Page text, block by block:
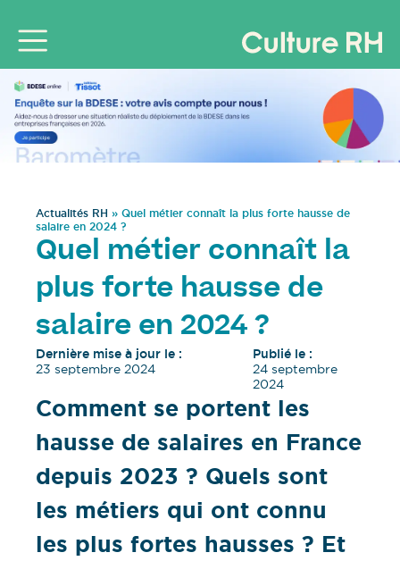
Actualités RH » Quel métier connaît la plus forte hausse de
salaire en 2024 ?
Quel métier connaît la
plus forte hausse de
salaire en 2024 ?
Dernière mise à jour le :
23 septembre 2024
Publié le :
24 septembre
2024
Comment se portent les
hausse de salaires en France
depuis 2023 ? Quels sont
les métiers qui ont connu
les plus fortes hausses ? Et